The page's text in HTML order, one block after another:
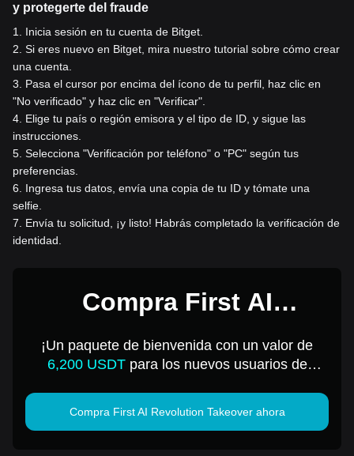
y protegerte del fraude
1
Inicia sesión en tu cuenta de Bitget.
2 Si eres nuevo en Bitget, mira nuestro tutorial sobre cómo crear
una cuenta.
3
Pasa el cursor por encima del ícono de tu perfil, haz clic en
"No verificado" y haz clic en "Verificar".
4 Elige tu país o región emisora y el tipo de ID, y sigue las
instrucciones.
5 Selecciona "Verificación por teléfono" o "PC" según tus
preferencias.
6
Ingresa tus datos, envía una copia de tu ID y tómate una
selfie.
7
Envía tu solicitud, ¡y listo! Habrás completado la verificación de
identidad.
Compra First AI
1 USD
¡Un paquete de bienvenida con un valor de
6,200 USDTpara los nuevos usuarios de
Compra First AI Revolution Takeover ahora